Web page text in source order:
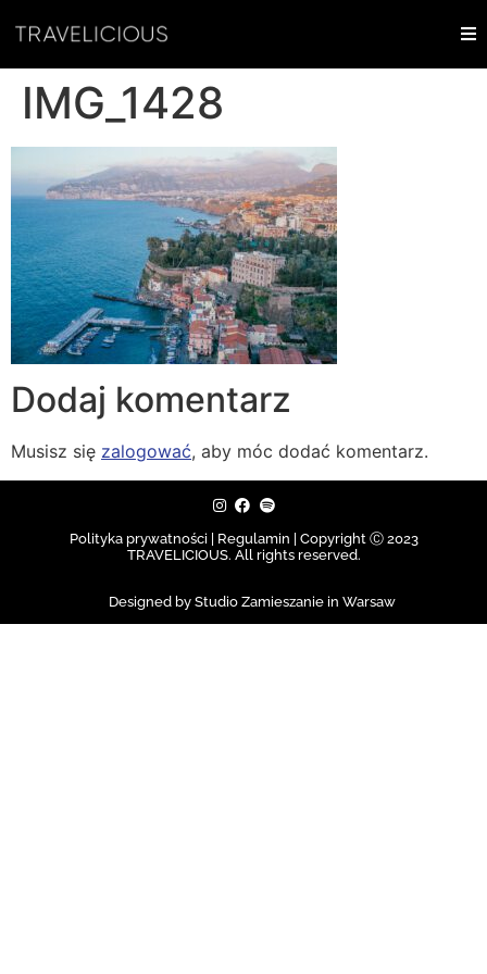
IMG_1428
Dodaj komentarz
Musisz się zalogować, aby móc dodać komentarz.
Polityka prywatności | Regulamin | Copyright Ⓒ 2023
TRAVELICIOUS. All rights reserved.
Designed by Studio Zamieszanie in Warsaw